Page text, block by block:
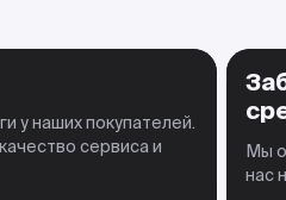
у наших покупателей.
сервиса и
Мы
нас